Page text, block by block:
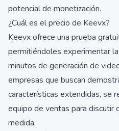
potencial de monetización.
¿Cuál es el precio de Keevx?
Keevx ofrece una prueba
permitiéndoles experimentar
minutos de generación de
empresas que buscan
características extendidas, se
equipo de ventas para discutir
medida.